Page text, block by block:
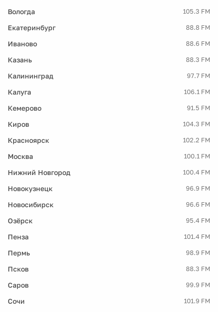
Вологда 105.3 FM
Екатеринбург 88.8 FM
Иваново 88.6 FM
Казань 88.3 FM
Калининград 97.7 FM
Калуга 106.1 FM
Кемерово 91.5 FM
Киров 104.3 FM
Красноярск 102.2 FM
Москва 100.1 FM
Нижний Новгород 100.4 FM
Новокузнецк 96.9 FM
Новосибирск 96.6 FM
Озёрск 95.4 FM
Пенза 101.4 FM
Пермь 98.9 FM
Псков 88.3 FM
Саров 99.9 FM
Сочи 101.9 FM